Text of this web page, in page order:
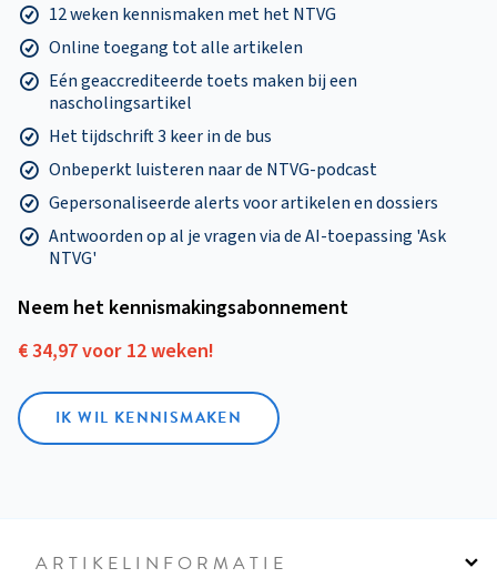
12 weken kennismaken met het NTVG
Online toegang tot alle artikelen
Eén geaccrediteerde toets maken bij een
nascholingsartikel
Het tijdschrift 3 keer in de bus
Onbeperkt luisteren naar de NTVG-podcast
Gepersonaliseerde alerts voor artikelen en dossiers
Antwoorden op al je vragen via de AI-toepassing 'Ask
NTVG'
Neem het kennismakings­abonnement
€ 34,97 voor 12 weken!
IK WIL KENNISMAKEN
ARTIKELINFORMATIE